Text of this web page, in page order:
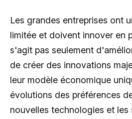
Les grandes entreprises ont
limitée et doivent innover en
s'agit pas seulement
de créer des innovations
leur modèle économique
évolutions des préférences
nouvelles technologies et les